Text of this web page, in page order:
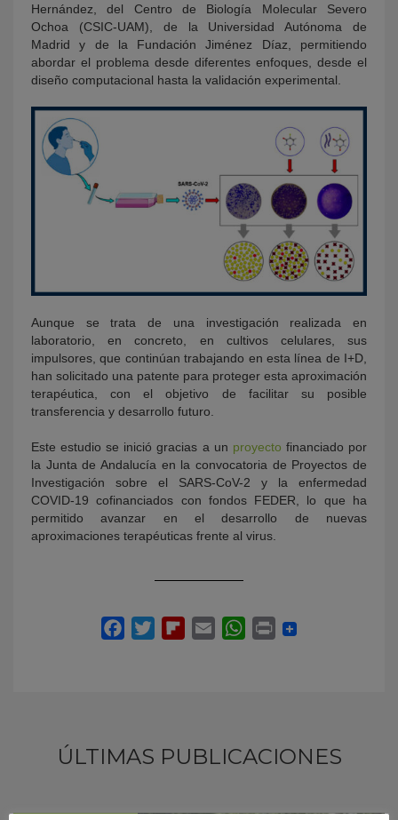
Hernández, del Centro de Biología Molecular Severo
Ochoa (CSIC-UAM), de la Universidad Autónoma de
Madrid y de la Fundación Jiménez Díaz, permitiendo
abordar el problema desde diferentes enfoques, desde el
diseño computacional hasta la validación experimental.
Aunque se trata de una investigación realizada en
laboratorio, en concreto, en cultivos celulares, sus
impulsores, que continúan trabajando en esta línea de I+D,
han solicitado una patente para proteger esta aproximación
terapéutica, con el objetivo de facilitar su posible
transferencia y desarrollo futuro.
Este estudio se inició gracias a un proyecto financiado por
la Junta de Andalucía en la convocatoria de Proyectos de
Investigación sobre el SARS-CoV-2 y la enfermedad
COVID-19 cofinanciados con fondos FEDER, lo que ha
permitido avanzar en el desarrollo de nuevas
aproximaciones terapéuticas frente al virus.
ÚLTIMAS PUBLICACIONES